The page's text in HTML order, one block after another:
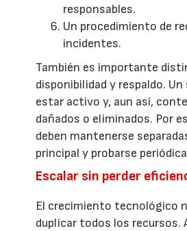
responsables.
Un procedimiento de
incidentes.
También es importante
disponibilidad y respaldo. Un
estar activo y, aun así,
dañados o eliminados. Por
deben mantenerse
principal y probarse
Escalar sin perder
El crecimiento tecnológico
duplicar todos los recursos.